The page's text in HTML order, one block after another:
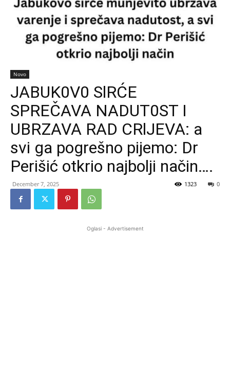
Novo
JABUK0V0 SlRĆE
SPREČAVA NADUT0ST I
UBRZAVA RAD CRlJEVA: a
svi ga pogrešno pijemo: Dr
Perišić otkrio najbolji način….
December 7, 2025 0
1323
Oglasi - Advertisement